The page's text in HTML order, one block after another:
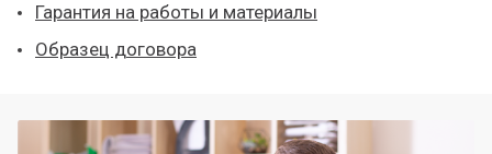
Гарантия на работы и материалы
Образец договора